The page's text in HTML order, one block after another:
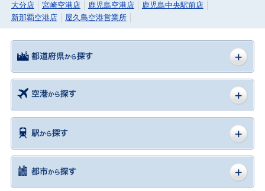
大分店
宮崎空港店 鹿児島空港店
鹿児島中央駅前店
新那覇空港店
屋久島空港営業所